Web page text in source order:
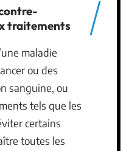
traitements
maladie
ou des
sanguine, ou
tels que les
certains
toutes les